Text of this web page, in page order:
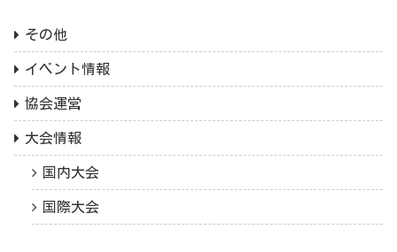
その他
イベント情報
協会運営
大会情報
国内大会
国際大会